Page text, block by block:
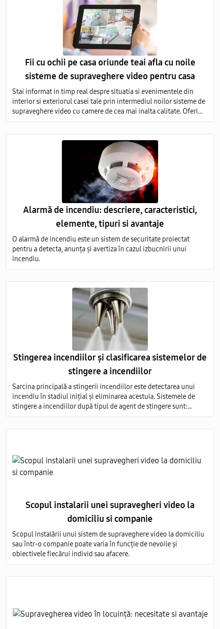
Fii cu ochii pe casa oriunde teai afla cu noile
sisteme de supraveghere video pentru casa
Stai informat in timp real despre situatia si evenimentele din
interior si exteriorul casei tale prin intermediul noilor sisteme de
supraveghere video cu camere de cea mai inalta calitate. Oferim
servicii de vanzare si montare a echipamentelor de monitorizare
Alarmă de incendiu: descriere, caracteristici,
elemente, tipuri si avantaje
O alarmă de incendiu este un sistem de securitate proiectat
pentru a detecta, anunța și avertiza în cazul izbucnirii unui
incendiu.
Stingerea incendiilor și clasificarea sistemelor de
stingere a incendiilor
Sarcina principală a stingerii incendiilor este detectarea unui
incendiu în stadiul inițial și eliminarea acestuia. Sistemele de
stingere a incendiilor după tipul de agent de stingere sunt:
aerosoli; apă; pulbere; gaz; spumă.
Scopul instalarii unei supravegheri video la
domiciliu si companie
Scopul instalării unui sistem de supraveghere video la domiciliu
sau într-o companie poate varia în funcție de nevoile și
obiectivele fiecărui individ sau afacere.